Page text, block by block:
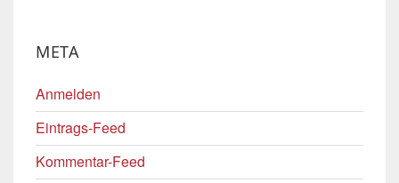
META
Anmelden
Eintrags-Feed
Kommentar-Feed